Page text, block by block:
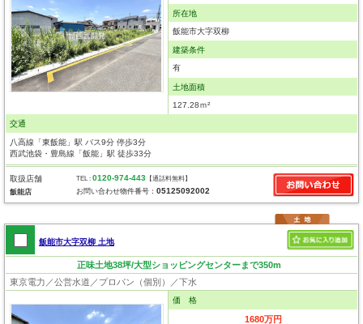
所在地
飯能市大字双柳
建築条件
有
土地面積
127.28ｍ²
交通
八高線「東飯能」駅 バス9分 停歩3分
西武池袋・豊島線「飯能」駅 徒歩33分
取扱店舗
飯能店
TEL :0120-974-443 【通話料無料】
お問い合わせ物件番号：05125092002
飯能市大字双柳 土地
正味土地38坪/大型ショッピングセンターまで350m
東京電力／公営水道／プロパン（個別）／下水
価 格
1680万円